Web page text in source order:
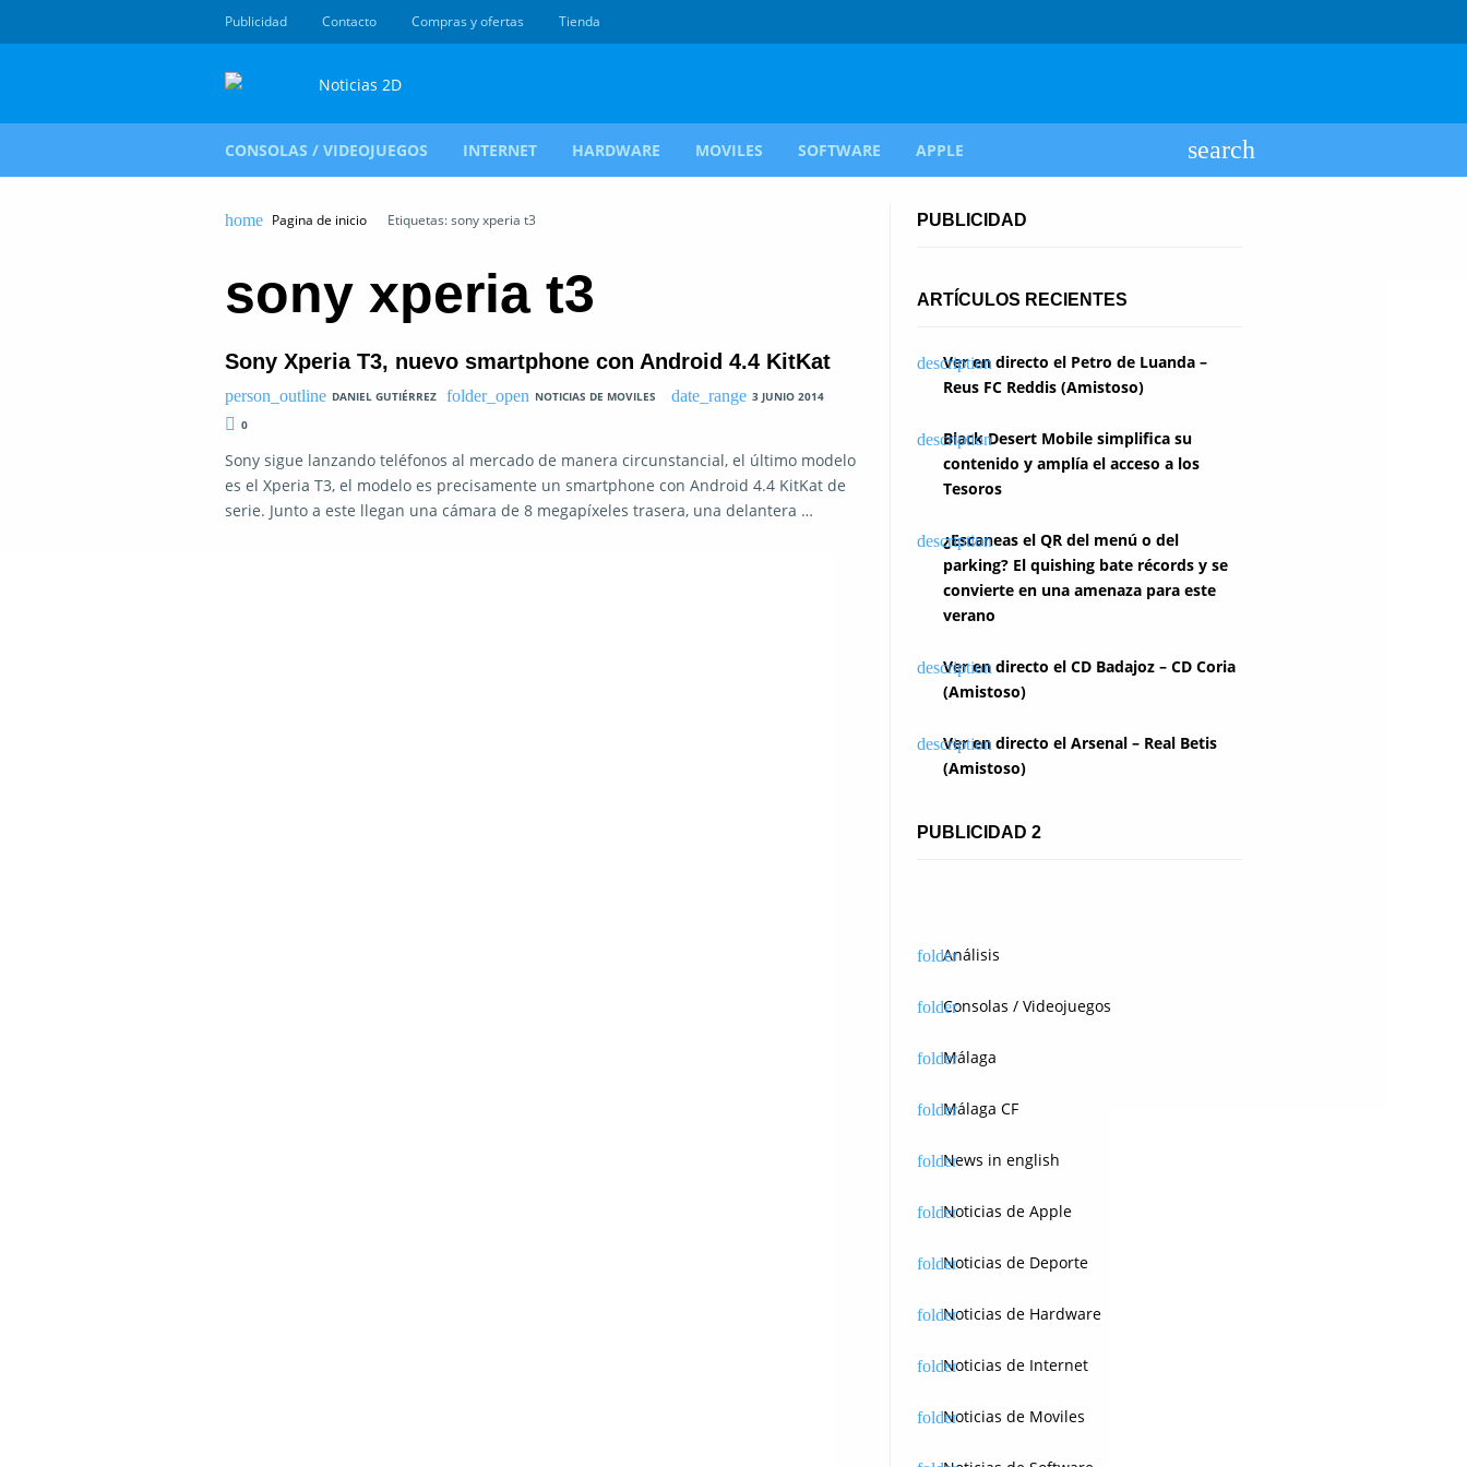
Publicidad Contacto Compras y ofertas Tienda
CONSOLAS / VIDEOJUEGOS INTERNET HARDWARE MOVILES SOFTWARE APPLE
Pagina de inicio Etiquetas: sony xperia t3
sony xperia t3
Sony Xperia T3, nuevo smartphone con Android 4.4 KitKat
DANIEL GUTIÉRREZ NOTICIAS DE MOVILES
3 JUNIO 2014
0
Sony sigue lanzando teléfonos al mercado de manera circunstancial, el último modelo
es el Xperia T3, el modelo es precisamente un smartphone con Android 4.4 KitKat de
serie. Junto a este llegan una cámara de 8 megapíxeles trasera, una delantera …
PUBLICIDAD
ARTÍCULOS RECIENTES
Ver en directo el Petro de Luanda –
Reus FC Reddis (Amistoso)
Black Desert Mobile simplifica su
contenido y amplía el acceso a los
Tesoros
¿Escaneas el QR del menú o del
parking? El quishing bate récords y se
convierte en una amenaza para este
verano
Ver en directo el CD Badajoz – CD Coria
(Amistoso)
Ver en directo el Arsenal – Real Betis
(Amistoso)
PUBLICIDAD 2
Análisis
Consolas / Videojuegos
Málaga
Málaga CF
News in english
Noticias de Apple
Noticias de Deporte
Noticias de Hardware
Noticias de Internet
Noticias de Moviles